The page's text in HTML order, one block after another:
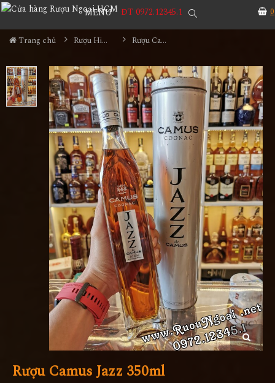
0
MENU ĐT 0972.12345.1
Trang chủ Rượu Hiếm - Cũ Rượu Camus Jazz 350ml
Rượu Camus Jazz 350ml